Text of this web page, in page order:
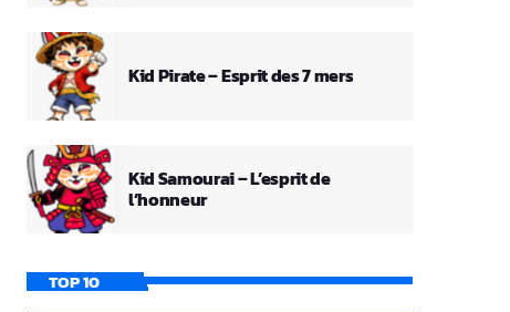
Kid Pirate – Esprit des 7 mers
Kid Samourai – L’esprit de
l’honneur
TOP 10